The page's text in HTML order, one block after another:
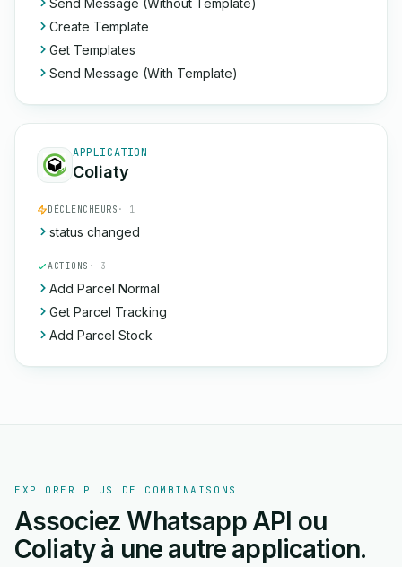
Send Message (Without Template)
Create Template
Get Templates
Send Message (With Template)
APPLICATION
Coliaty
DÉCLENCHEURS · 1
status changed
ACTIONS · 3
Add Parcel Normal
Get Parcel Tracking
Add Parcel Stock
EXPLORER PLUS DE COMBINAISONS
Associez Whatsapp API ou
Coliaty à une autre application.